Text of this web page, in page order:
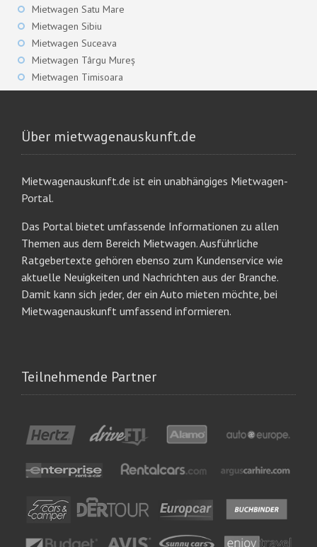
Mietwagen Satu Mare
Mietwagen Sibiu
Mietwagen Suceava
Mietwagen Târgu Mureș
Mietwagen Timisoara
Über mietwagenauskunft.de
Mietwagenauskunft.de ist ein unabhängiges Mietwagen-
Portal.
Das Portal bietet umfassende Informationen zu allen
Themen aus dem Bereich Mietwagen. Ausführliche
Ratgebertexte gehören ebenso zum Kundenservice wie
aktuelle Neuigkeiten und Nachrichten aus der Branche.
Damit kann sich jeder, der ein Auto mieten möchte, bei
Mietwagenauskunft umfassend informieren.
Teilnehmende Partner